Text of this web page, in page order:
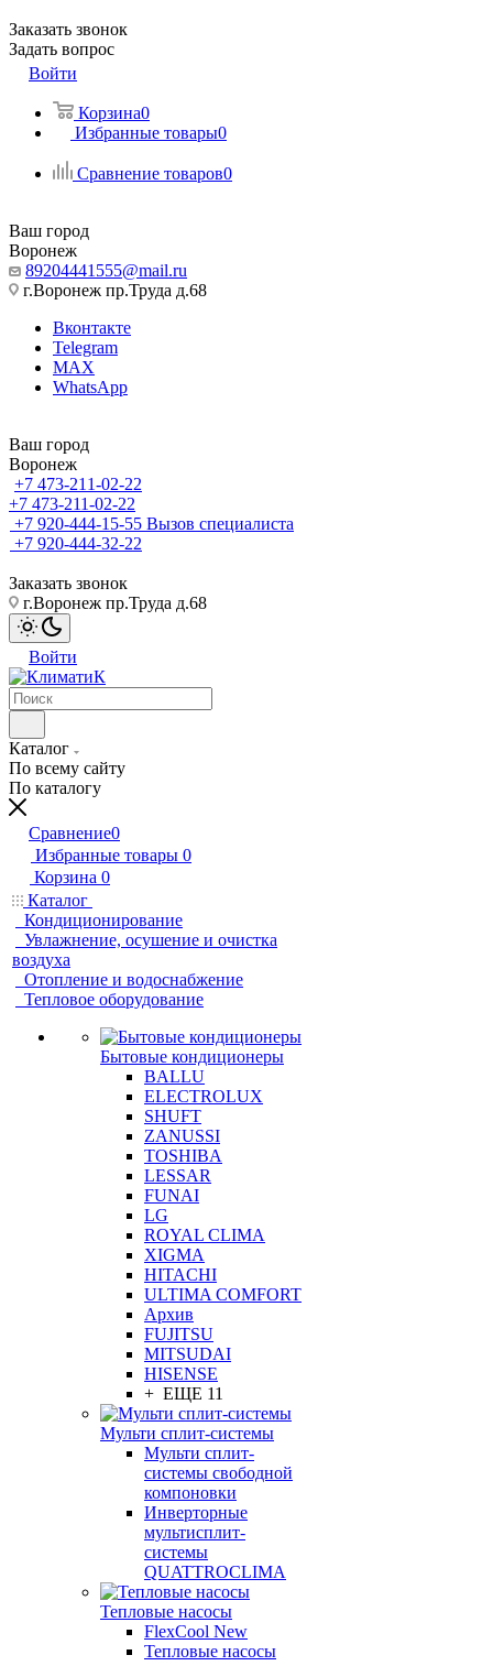
Заказать звонок
Задать вопрос
Войти
Корзина0
Избранные товары0
Сравнение товаров0
Ваш город
Воронеж
89204441555@mail.ru
г.Воронеж пр.Труда д.68
Вконтакте
Telegram
MAX
WhatsApp
Ваш город
Воронеж
+7 473-211-02-22
+7 473-211-02-22
+7 920-444-15-55 Вызов специалиста
+7 920-444-32-22
Заказать звонок
г.Воронеж пр.Труда д.68
Войти
Каталог
По всему сайту
По каталогу
Сравнение0
Избранные товары 0
Корзина 0
Каталог
Кондиционирование
Увлажнение, осушение и очистка
воздуха
Отопление и водоснабжение
Тепловое оборудование
Бытовые кондиционеры
BALLU
ELECTROLUX
SHUFT
ZANUSSI
TOSHIBA
LESSAR
FUNAI
LG
ROYAL CLIMA
XIGMA
HITACHI
ULTIMA COMFORT
Архив
FUJITSU
MITSUDAI
HISENSE
+ ЕЩЕ 11
Мульти сплит-системы
Мульти сплит-
системы свободной
компоновки
Инверторные
мультисплит-
системы
QUATTROCLIMA
Тепловые насосы
FlexCool New
Тепловые насосы